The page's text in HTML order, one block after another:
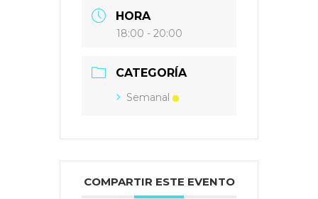
HORA
18:00 - 20:00
CATEGORÍA
Semanal
COMPARTIR ESTE EVENTO